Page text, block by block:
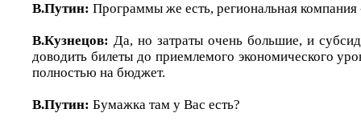
В.Путин: Программы же есть, региональная компания
В.Кузнецов: Да, но затраты очень большие, и
доводить билеты до приемлемого экономического
полностью на бюджет.
В.Путин: Бумажка там у Вас есть?